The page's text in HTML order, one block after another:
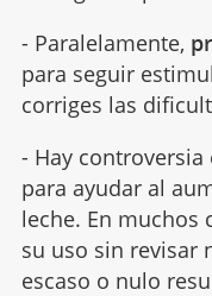
- Paralelamente,
para seguir
corriges las
- Hay controversia
para ayudar al
leche. En muchos
su uso sin revisar
escaso o nulo